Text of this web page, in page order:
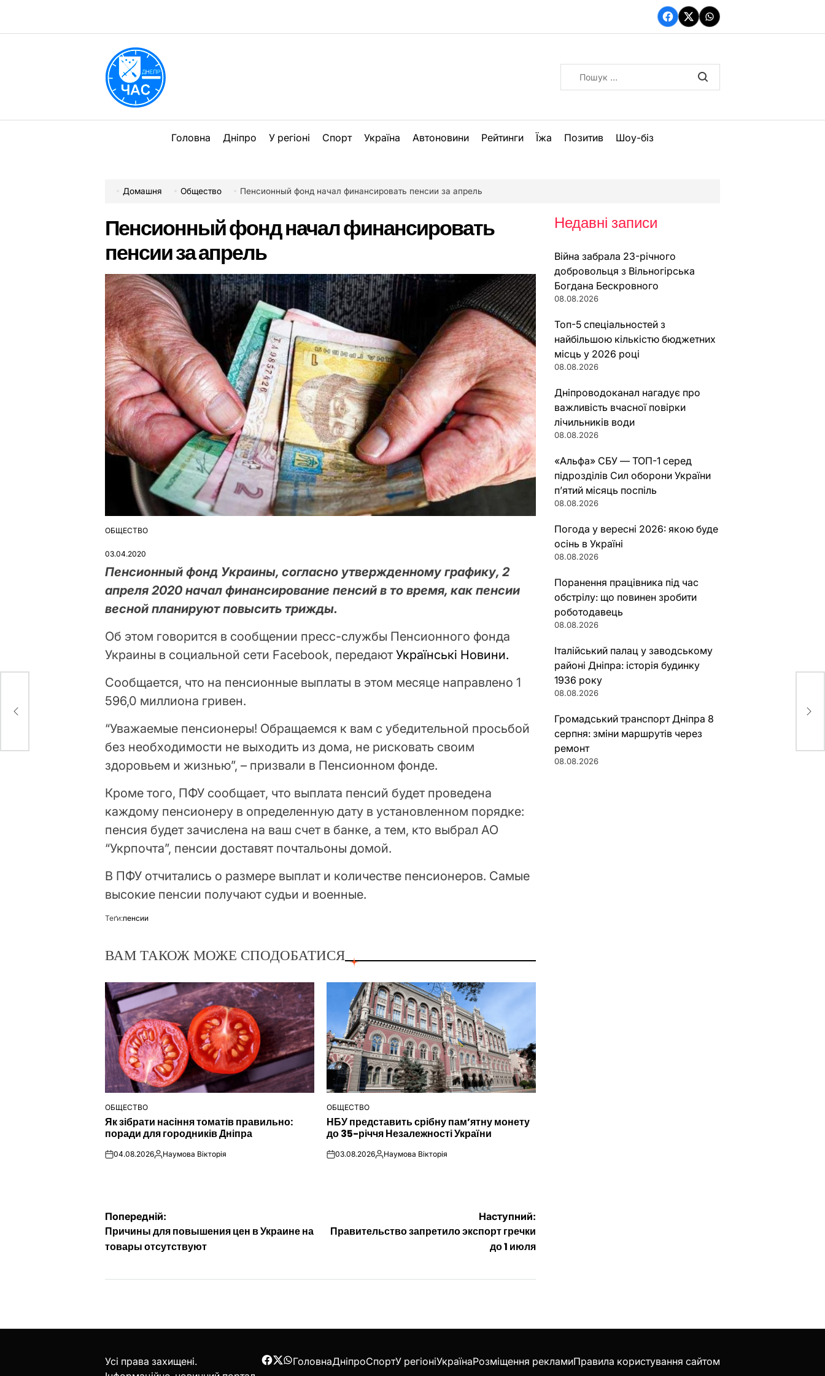
вмісту
Facebook
TwitterWhatsApp
Головна Дніпро У регіоні Спорт Україна Автоновини Рейтинги Їжа Позитив Шоу-біз
Домашня Общество Пенсионный фонд начал финансировать пенсии за апрель
Пенсионный фонд начал финансировать
пенсии за апрель
ОПУБЛІКУВАТИ
ОБЩЕСТВО
03.04.2020
Пенсионный фонд Украины, согласно утвержденному графику, 2
апреля 2020 начал финансирование пенсий в то время, как пенсии
весной планируют повысить трижды.
Об этом говорится в сообщении пресс-службы Пенсионного фонда
Украины в социальной сети Facebook, передаютУкраїнські Новини.
Сообщается, что на пенсионные выплаты в этом месяце направлено 1
596,0 миллиона гривен.
“Уважаемые пенсионеры! Обращаемся к вам с убедительной просьбой
без необходимости не выходить из дома, не рисковать своим
здоровьем и жизнью”, – призвали в Пенсионном фонде.
Кроме того, ПФУ сообщает, что выплата пенсий будет проведена
каждому пенсионеру в определенную дату в установленном порядке:
пенсия будет зачислена на ваш счет в банке, а тем, кто выбрал АО
“Укрпочта”, пенсии доставят почтальоны домой.
В ПФУ отчитались о размере выплат и количестве пенсионеров. Самые
высокие пенсии получают судьи и военные.
Теґи:пенсии
ВАМ ТАКОЖ МОЖЕ СПОДОБАТИСЯ
ОПУБЛІКУВАТИ
У
ОБЩЕСТВО
Як зібрати насіння томатів правильно:
поради для городників Дніпра
on04.08.2026Опубліковано
Наумова Вікторія
ОПУБЛІКУВАТИ
У
ОБЩЕСТВО
НБУ представить срібну пам’ятну монету
до 35-річчя Незалежності України
on03.08.2026Опубліковано
Наумова Вікторія
Навігація
записів
Попередній:
Причины для повышения цен в Украине на
товары отсутствуют
Наступний:
Правительство запретило экспорт гречки
до 1 июля
Недавні записи
Війна забрала 23-річного
добровольця з Вільногірська
Богдана Бескровного
08.08.2026
Топ-5 спеціальностей з
найбільшою кількістю бюджетних
місць у 2026 році
08.08.2026
Дніпроводоканал нагадує про
важливість вчасної повірки
лічильників води
08.08.2026
«Альфа» СБУ — ТОП-1 серед
підрозділів Сил оборони України
п’ятий місяць поспіль
08.08.2026
Погода у вересні 2026: якою буде
осінь в Україні
08.08.2026
Поранення працівника під час
обстрілу: що повинен зробити
роботодавець
08.08.2026
Італійський палац у заводському
районі Дніпра: історія будинку
1936 року
08.08.2026
Громадський транспорт Дніпра 8
серпня: зміни маршрутів через
ремонт
08.08.2026
Усі права захищені.
Facebook
Twitter
WhatsApp
ГоловнаДніпроСпортУ регіоніУкраїнаРозміщення рекламиПравила користування сайтом